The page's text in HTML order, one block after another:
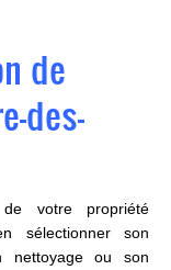
de
des-
votre propriété
sélectionner son
nettoyage ou son